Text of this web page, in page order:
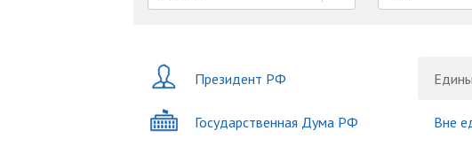
Президент РФ
Государственная Дума РФ Вне